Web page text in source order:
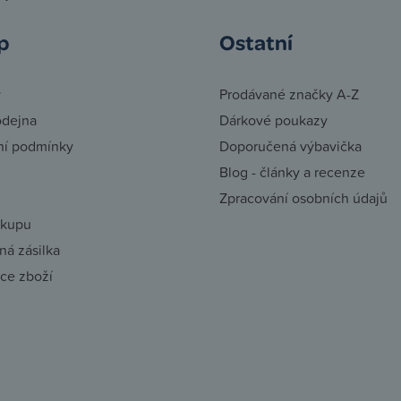
podmínky
zásilka
zboží
Ostatní
Prodávané značky A-Z
Dárkové poukazy
Doporučená výbavička
Blog - články a recenze
Zpracování osobních údajů